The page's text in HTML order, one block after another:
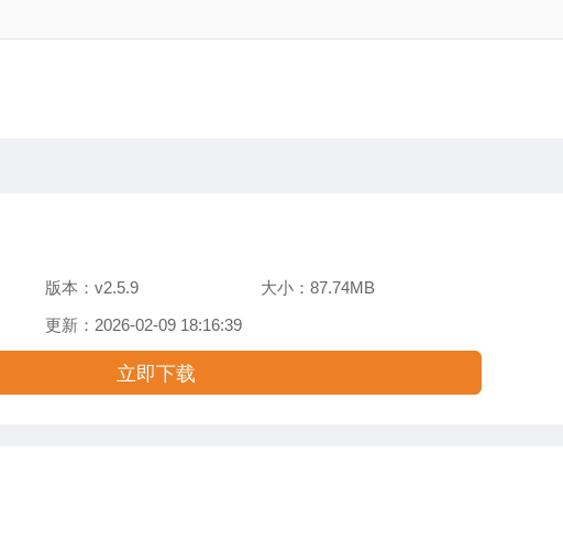
版本：v2.5.9
大小：87.74MB
更新：2026-02-09 18:16:39
立即下载